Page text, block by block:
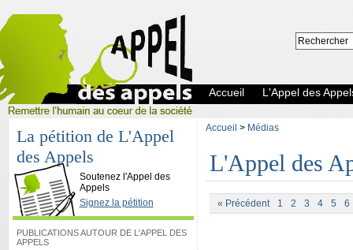
L'Appel des Appels
Accueil L'Appel des
La pétition de L'Appel
des Appels
Soutenez l'Appel des
Appels
Signez la pétition
PUBLICATIONS AUTOUR DE L'APPEL DES
APPELS
Accueil > Médias
L'Appel des
« Précédent 1 2 3 4 5 6